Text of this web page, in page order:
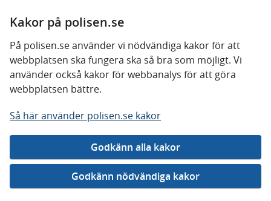
Kakor på polisen.se
På polisen.se använder vi nödvändiga kakor för att
webbplatsen ska fungera ska så bra som möjligt. Vi
använder också kakor för webbanalys för att göra
webbplatsen bättre.
Så här använder polisen.se kakor